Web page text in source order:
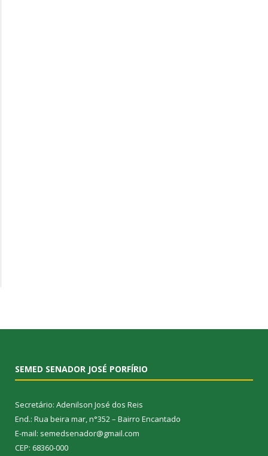
SEMED SENADOR JOSÉ PORFÍRIO
Secretário: Adenilson José dos Reis
End.: Rua beira mar, n°352 – Bairro Encantado
E-mail: semedsenador@gmail.com
CEP: 68360-000